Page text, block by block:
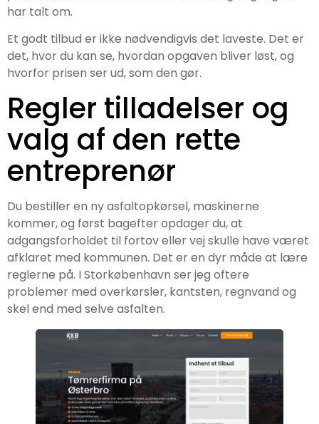
har talt om.
Et godt tilbud er ikke nødvendigvis det laveste. Det er
det, hvor du kan se, hvordan opgaven bliver løst, og
hvorfor prisen ser ud, som den gør.
Regler tilladelser og
valg af den rette
entreprenør
Du bestiller en ny asfaltopkørsel, maskinerne
kommer, og først bagefter opdager du, at
adgangsforholdet til fortov eller vej skulle have været
afklaret med kommunen. Det er en dyr måde at lære
reglerne på. I Storkøbenhavn ser jeg oftere
problemer med overkørsler, kantsten, regnvand og
skel end med selve asfalten.